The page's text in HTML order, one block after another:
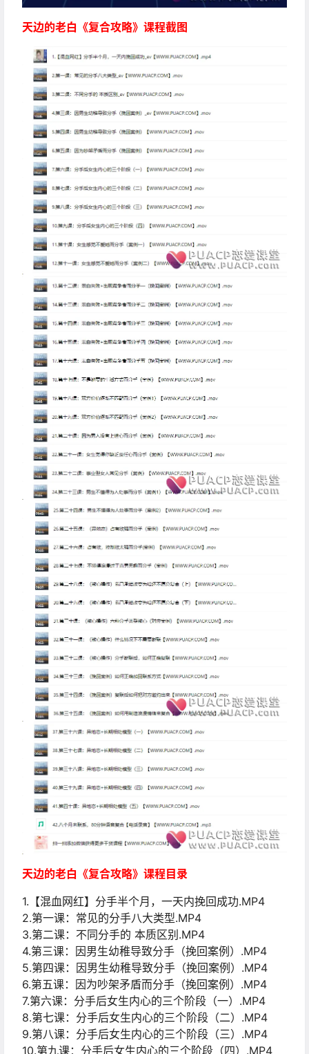
天边的老白《复合攻略》课程截图
天边的老白《复合攻略》课程目录
1.【混血网红】分手半个月，一天内挽回成功.MP4
2.第一课：常见的分手八大类型.MP4
3.第二课：不同分手的 本质区别.MP4
4.第三课：因男生幼稚导致分手（挽回案例）.MP4
5.第四课：因男生幼稚导致分手（挽回案例）.MP4
6.第五课：因为吵架矛盾而分手（挽回案例）.MP4
7.第六课：分手后女生内心的三个阶段（一）.MP4
8.第七课：分手后女生内心的三个阶段（二）.MP4
9.第八课：分手后女生内心的三个阶段（三）.MP4
10.第九课：分手后女生内心的三个阶段（四）.MP4